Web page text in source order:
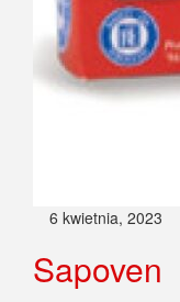
6 kwietnia, 2023
Sapoven